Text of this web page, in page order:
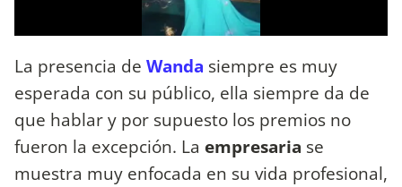
La presencia de Wanda siempre es muy
esperada con su público, ella siempre da de
que hablar y por supuesto los premios no
fueron la excepción. La empresaria se
muestra muy enfocada en su vida profesional,